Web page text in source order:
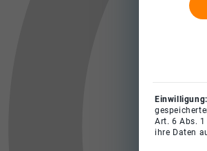
Einwilligung:
Art. 6 Abs. 1
ihre Daten